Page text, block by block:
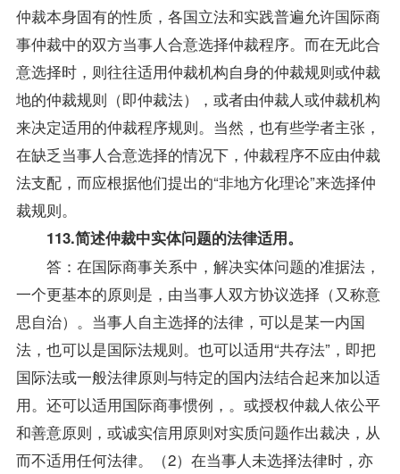
仲裁本身固有的性质，各国立法和实践普遍允许国际商
事仲裁中的双方当事人合意选择仲裁程序。而在无此合
意选择时，则往往适用仲裁机构自身的仲裁规则或仲裁
地的仲裁规则（即仲裁法），或者由仲裁人或仲裁机构
来决定适用的仲裁程序规则。当然，也有些学者主张，
在缺乏当事人合意选择的情况下，仲裁程序不应由仲裁
法支配，而应根据他们提出的“非地方化理论”来选择仲
裁规则。
113.简述仲裁中实体问题的法律适用。
答：在国际商事关系中，解决实体问题的准据法，
一个更基本的原则是，由当事人双方协议选择（又称意
思自治）。当事人自主选择的法律，可以是某一内国
法，也可以是国际法规则。也可以适用“共存法”，即把
国际法或一般法律原则与特定的国内法结合起来加以适
用。还可以适用国际商事惯例，。或授权仲裁人依公平
和善意原则，或诚实信用原则对实质问题作出裁决，从
而不适用任何法律。（2）在当事人未选择法律时，亦